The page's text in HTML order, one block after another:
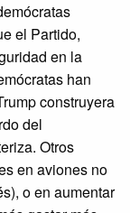
el Partido,
en la
han
construyera
del
Otros
en aviones no
o en aumentar